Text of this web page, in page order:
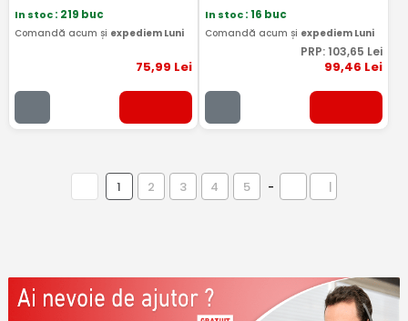
In stoc: 219 buc
Comandă acum și expediem Luni
75,99 Lei
In stoc: 16 buc
Comandă acum și expediem Luni
PRP: 103,65 Lei
99,46 Lei
1 2 3 4 5 - |